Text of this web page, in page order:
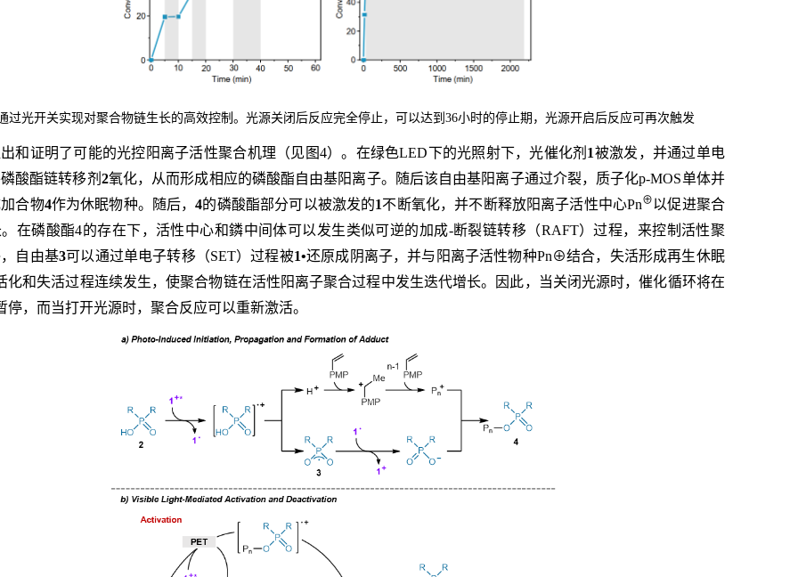
过光开关实现对聚合物链生长的高效控制。光源关闭后反应完全停止，可以达到36小时的停止期，光源开启后反应可再次触发
和证明了可能的光控阳离子活性聚合机理（见图4）。在绿色LED下的光照射下，光催化剂 1被激发，并通过单电
酸酯链转移剂 2氧化，从而形成相应的磷酸酯自由基阳离子。随后该自由基阳离子通过介裂，质子化p-MOS单体并
合物4作为休眠物种。随后，4的磷酸酯部分可以被激发的1不断氧化，并不断释放阳离子活性中心Pn⊕以促进聚合
在磷酸酯4的存在下，活性中心和鏻中间体可以发生类似可逆的加成-断裂链转移（RAFT）过程，来控制活性聚
自由基3可以通过单电子转移（SET）过程被1•还原成阴离子，并与阳离子活性物种Pn⊕结合，失活形成再生休眠
化和失活过程连续发生，使聚合物链在活性阳离子聚合过程中发生迭代增长。因此，当关闭光源时，催化循环将在
停，而当打开光源时，聚合反应可以重新激活。